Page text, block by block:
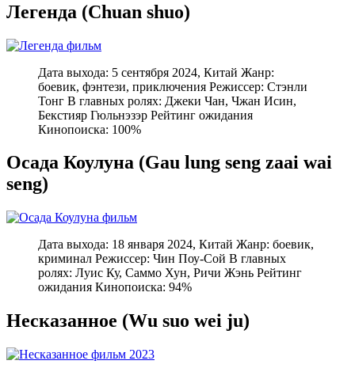
Легенда (Chuan shuo)
Дата выхода: 5 сентября 2024, Китай Жанр:
боевик, фэнтези, приключения Режиссер: Стэнли
Тонг В главных ролях: Джеки Чан, Чжан Исин,
Бекстияр Гюльнэзэр Рейтинг ожидания
Кинопоиска: 100%
Осада Коулуна (Gau lung seng zaai wai
seng)
Дата выхода: 18 января 2024, Китай Жанр: боевик,
криминал Режиссер: Чин Поу-Сой В главных
ролях: Луис Ку, Саммо Хун, Ричи Жэнь Рейтинг
ожидания Кинопоиска: 94%
Несказанное (Wu suo wei ju)